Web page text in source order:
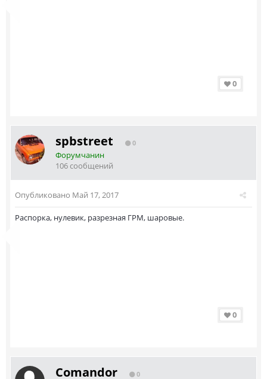
0
spbstreet 0
Форумчанин
106 сообщений
Опубликовано Май 17, 2017
Распорка, нулевик, разрезная ГРМ, шаровые.
0
Comandor 0